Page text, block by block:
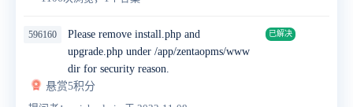
596160
Please remove install.php and
upgrade.php under /app/zentaopms/www
dir for security reason.
已解决
悬赏5积分